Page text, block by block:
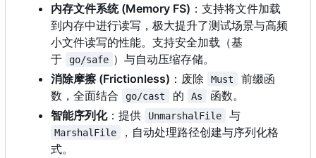
内存文件系统 (Memory FS) ：支持将文件加载
到内存中进行读写，极大提升了测试场景与高频
小文件读写的性能。支持安全加载（基
于
go/safe ）与自动压缩存储。
消除摩擦 (Frictionless) ：废除 Must
前缀函
数，全面结合
go/cast 的 As
函数。
智能序列化：提供 UnmarshalFile 与
MarshalFile
，自动处理路径创建与序列化格
式。